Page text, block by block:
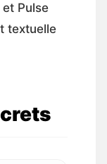
et Pulse
textuelle